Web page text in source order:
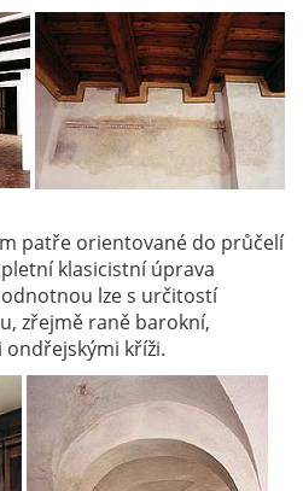
patře orientované do průčelí
klasicistní úprava
lze s určitostí
zřejmě raně barokní,
kříži.